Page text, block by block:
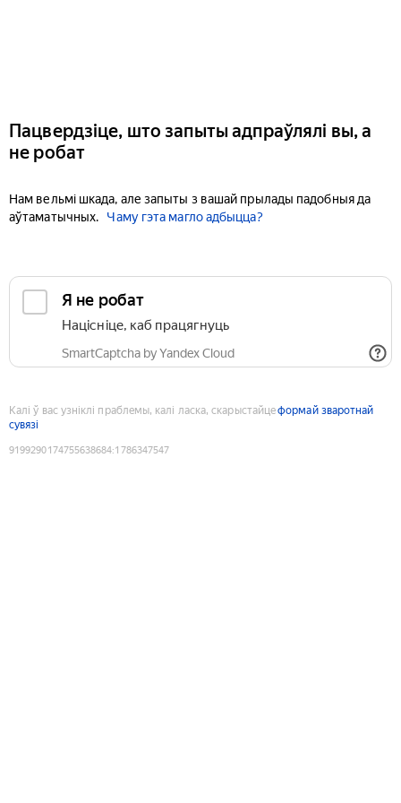
Пацвердзіце, што запыты адпраўлялі вы, а
не робат
Нам вельмі шкада, але запыты з вашай прылады падобныя да
аўтаматычных.
Чаму гэта магло адбыцца?
Я не робат
Націсніце, каб працягнуць
SmartCaptcha by Yandex Cloud
Калі ў вас узніклі праблемы, калі ласка, скарыстайцеформай зваротнай
сувязі
9199290174755638684:1786347547